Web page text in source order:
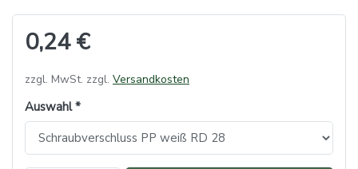
0,24 €
zzgl. MwSt. zzgl. Versandkosten
Auswahl